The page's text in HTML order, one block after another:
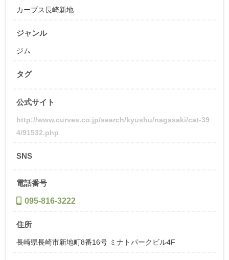
カーブス長崎新地
ジャンル
ジム
タグ
公式サイト
http://www.curves.co.jp/search/kyushu/nagasaki/cat-39
4/91532.php
SNS
電話番号
095-816-3222
住所
長崎県長崎市新地町8番16号 ミナトパークビル4F